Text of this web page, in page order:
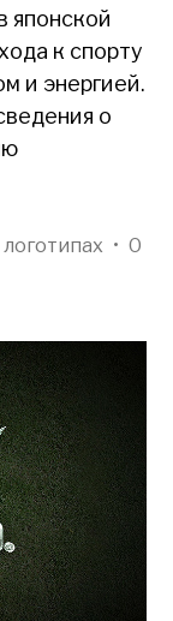
японской
к спорту
и энергией.
о
• 0